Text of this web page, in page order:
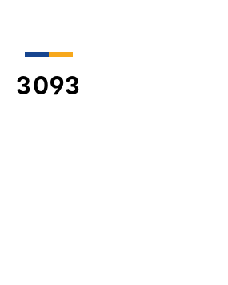
3093